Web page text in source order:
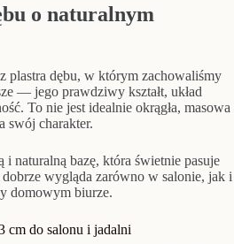
o naturalnym
plastra dębu, w którym zachowaliśmy
— jego prawdziwy kształt, układ
To nie jest idealnie okrągła, masowa
swój charakter.
i naturalną bazę, która świetnie pasuje
wygląda zarówno w salonie, jak i
domowym biurze.
cm do salonu i jadalni